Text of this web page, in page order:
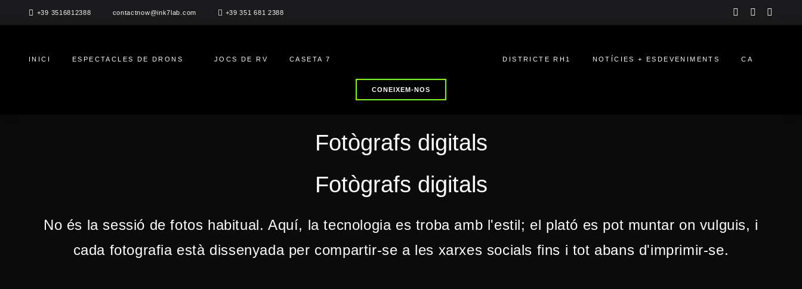
al
+39 3516812388 contactnow@ink7lab.com +39 351 681 2388 Instagram
LinkedIn
INICI ESPECTACLES DE DRONS JOCS DE RV CASETA 7 DISTRICTE RH1 NOTÍCIES + ESDEVENIMENTS CA
CONEIXEM-NOS
Fotògrafs digitals
Fotògrafs digitals
No és la sessió de fotos habitual. Aquí, la tecnologia es troba amb l'estil; el plató es pot muntar on vulguis, i
cada fotografia està dissenyada per compartir-se a les xarxes socials fins i tot abans d'imprimir-se.